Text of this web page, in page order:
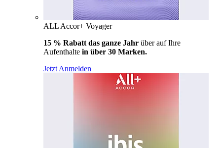
ALL Accor+ Voyager
15 % Rabatt das ganze Jahr über auf Ihre
Aufenthalte in über 30 Marken.
Jetzt Anmelden